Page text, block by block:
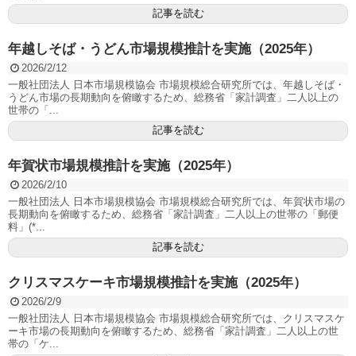
記事を読む
年越しそば・うどん市場規模推計を実施（2025年）
2026/2/12
一般社団法人 日本市場規模協会 市場規模総合研究所では、年越しそば・
うどん市場の長期動向を俯瞰するため、総務省「家計調査」二人以上の
世帯の「...
記事を読む
年賀状市場規模推計を実施（2025年）
2026/2/10
一般社団法人 日本市場規模協会 市場規模総合研究所では、年賀状市場の
長期動向を俯瞰するため、総務省「家計調査」二人以上の世帯の「郵便
料」(*...
記事を読む
クリスマスケーキ市場規模推計を実施（2025年）
2026/2/9
一般社団法人 日本市場規模協会 市場規模総合研究所では、クリスマスケ
ーキ市場の長期動向を俯瞰するため、総務省「家計調査」二人以上の世
帯の「ケ...